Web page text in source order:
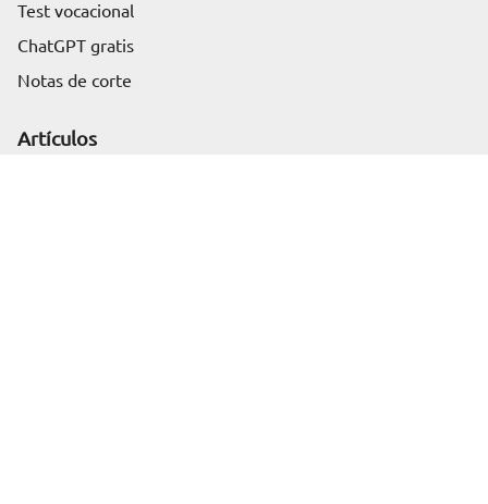
Test vocacional
ChatGPT gratis
Notas de corte
Artículos